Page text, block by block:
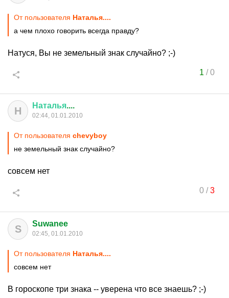
От пользователя Наталья....
а чем плохо говорить всегда правду?
Натуся, Вы не земельный знак случайно? ;-)
1 /0
Н Наталья....
02:44, 01.01.2010
От пользователя chevyboy
не земельный знак случайно?
совсем нет
0/3
S Suwanee
02:45, 01.01.2010
От пользователя Наталья....
совсем нет
В гороскопе три знака -- уверена что все знаешь? ;-)